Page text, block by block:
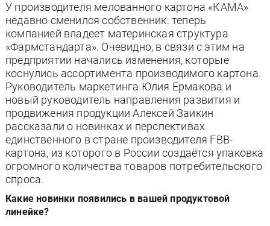
У производителя мелованного картона «КАМА»
недавно сменился собственник: теперь
компанией владеет материнская структура
«Фармстандарта». Очевидно, в связи с этим на
предприятии начались изменения, которые
коснулись ассортимента производимого картона.
Руководитель маркетинга Юлия Ермакова и
новый руководитель направления развития и
продвижения продукции Алексей Заикин
рассказали о новинках и перспективах
единственного в стране производителя FBB-
картона, из которого в России создаётся упаковка
огромного количества товаров потребительского
спроса.
Какие новинки появились в вашей продуктовой
линейке?